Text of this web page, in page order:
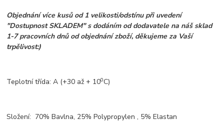
Objednání více kusů od 1 velikosti/odstínu při uvedení
"Dostupnost SKLADEM" s dodáním od dodavatele na náš sklad
1-7 pracovních dnů od objednání zboží, děkujeme za Vaší
trpělivost:)
Teplotní třída: A (+30 až + 100C)
Složení: 70% Bavlna, 25% Polypropylen , 5% Elastan